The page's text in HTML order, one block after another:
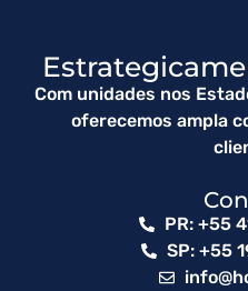
Com unidades nos
oferecemos ampla
PR: +55
SP: +55